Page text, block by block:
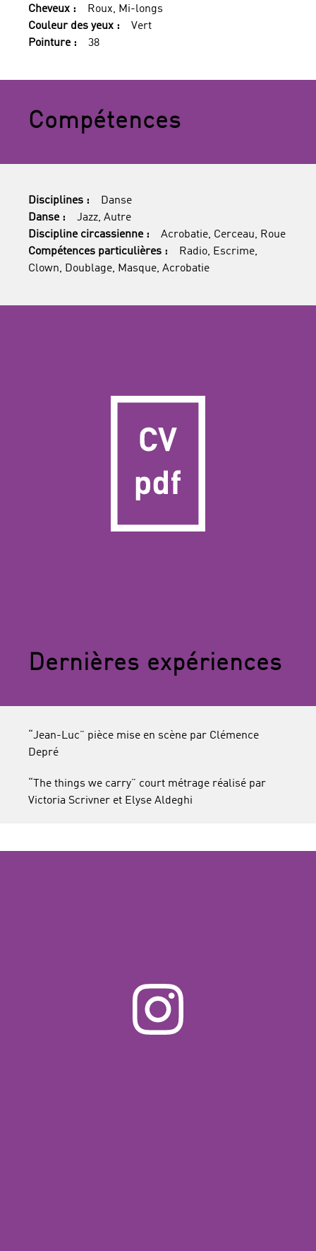
Cheveux :
Roux, Mi-longs
Couleur des yeux :
Vert
Pointure :
38
Compétences
Disciplines :
Danse
Danse :
Jazz, Autre
Discipline circassienne :
Acrobatie, Cerceau, Roue
Compétences particulières :
Radio, Escrime,
Clown, Doublage, Masque, Acrobatie
Dernières expériences
“Jean-Luc” pièce mise en scène par Clémence
Depré
“The things we carry” court métrage réalisé par
Victoria Scrivner et Elyse Aldeghi